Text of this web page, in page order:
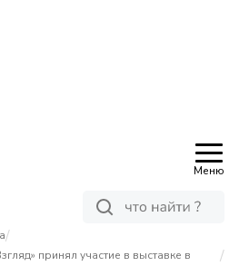
Меню
/
принял участие в выставке в
/